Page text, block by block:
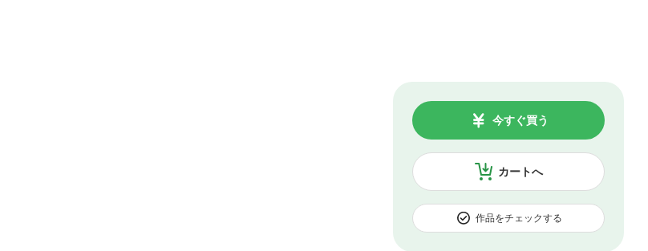
カートへ
今すぐ買う
作品をチェックする